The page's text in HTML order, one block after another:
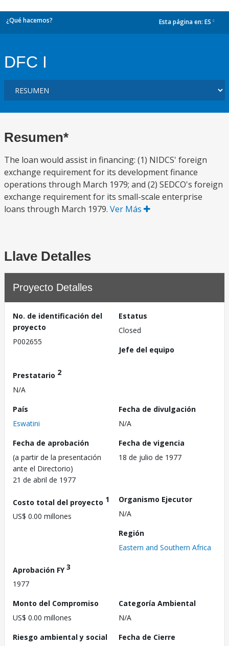
¿Qué hacemos? Esta página en: ES
DFC I
Resumen*
The loan would assist in financing: (1) NIDCS' foreign
exchange requirement for its development finance
operations through March 1979; and (2) SEDCO's foreign
exchange requirement for its small-scale enterprise
loans through March 1979. Ver Más
Llave Detalles
Proyecto Detalles
No. de identificación del
proyecto
P002655
Estatus
Closed
Jefe del equipo
Prestatario 2
N/A
País
Eswatini
Fecha de divulgación
N/A
Fecha de aprobación
(a partir de la presentación
ante el Directorio)
21 de abril de 1977
Fecha de vigencia
18 de julio de 1977
Costo total del proyecto 1
US$ 0.00 millones
Organismo Ejecutor
N/A
Región
Eastern and Southern Africa
Aprobación FY3
1977
Monto del Compromiso
US$ 0.00 millones
Categoría Ambiental
N/A
Riesgo ambiental y social
Fecha de Cierre